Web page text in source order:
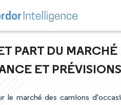
PART DU
ET
le marché des camions